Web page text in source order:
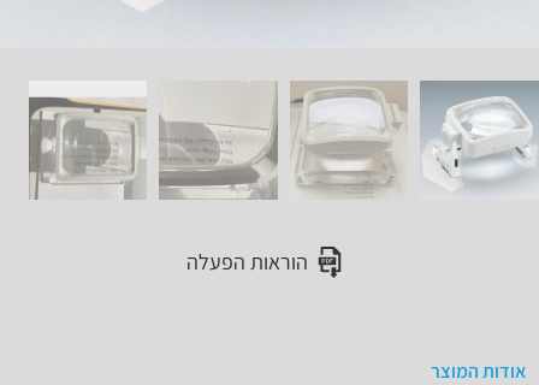
הוראות הפעלה
אודות המוצר